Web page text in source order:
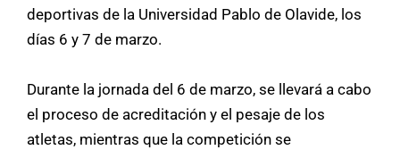
deportivas de la Universidad Pablo de Olavide, los
días 6 y 7 de marzo.
Durante la jornada del 6 de marzo, se llevará a cabo
el proceso de acreditación y el pesaje de los
atletas, mientras que la competición se